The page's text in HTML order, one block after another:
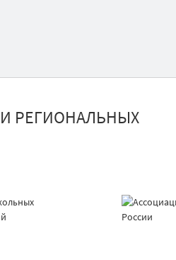
РЕГИОНАЛЬНЫХ